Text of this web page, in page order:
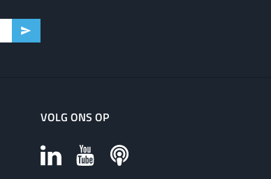
VOLG ONS OP